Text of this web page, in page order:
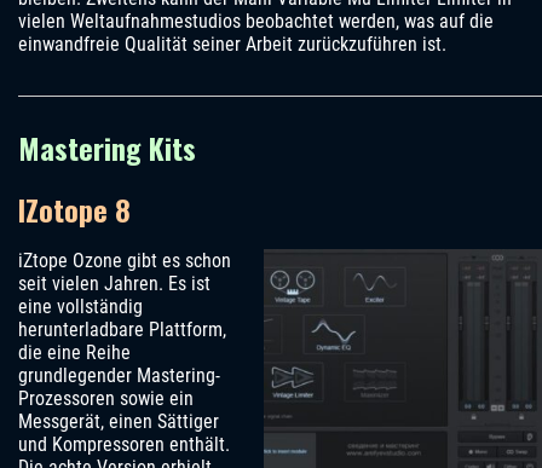
vielen Weltaufnahmestudios beobachtet werden, was auf die
einwandfreie Qualität seiner Arbeit zurückzuführen ist.
Mastering Kits
IZotope 8
iZtope Ozone gibt es schon
seit vielen Jahren. Es ist
eine vollständig
herunterladbare Plattform,
die eine Reihe
grundlegender Mastering-
Prozessoren sowie ein
Messgerät, einen Sättiger
und Kompressoren enthält.